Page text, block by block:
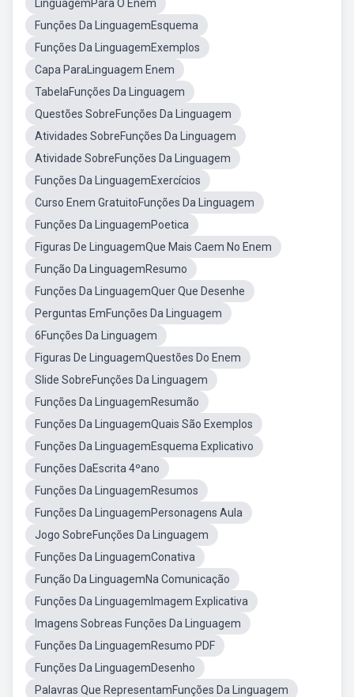
LinguagemPara O Enem
Funções Da LinguagemEsquema
Funções Da LinguagemExemplos
Capa ParaLinguagem Enem
TabelaFunções Da Linguagem
Questões SobreFunções Da Linguagem
Atividades SobreFunções Da Linguagem
Atividade SobreFunções Da Linguagem
Funções Da LinguagemExercícios
Curso Enem GratuitoFunções Da Linguagem
Funções Da LinguagemPoetica
Figuras De LinguagemQue Mais Caem No Enem
Função Da LinguagemResumo
Funções Da LinguagemQuer Que Desenhe
Perguntas EmFunções Da Linguagem
6Funções Da Linguagem
Figuras De LinguagemQuestões Do Enem
Slide SobreFunções Da Linguagem
Funções Da LinguagemResumão
Funções Da LinguagemQuais São Exemplos
Funções Da LinguagemEsquema Explicativo
Funções DaEscrita 4ºano
Funções Da LinguagemResumos
Funções Da LinguagemPersonagens Aula
Jogo SobreFunções Da Linguagem
Funções Da LinguagemConativa
Função Da LinguagemNa Comunicação
Funções Da LinguagemImagem Explicativa
Imagens Sobreas Funções Da Linguagem
Funções Da LinguagemResumo PDF
Funções Da LinguagemDesenho
Palavras Que RepresentamFunções Da Linguagem